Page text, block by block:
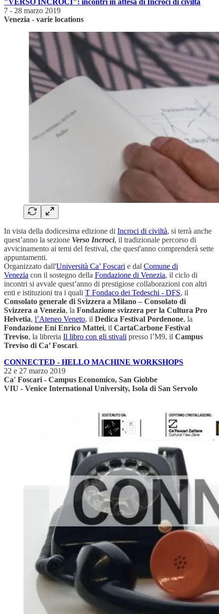
7 - 28 marzo 2019
Venezia - varie locations
In vista della dodicesima edizione di Incroci di civiltà, si terrà anche
quest’anno la sezione Verso Incroci, il tradizionale percorso di
avvicinamento ai temi del festival, che quest'anno comprenderà sette
appuntamenti.
Organizzato dall'Università Ca’ Foscari e dal Comune di
Venezia con il sostegno della Fondazione di Venezia, il ciclo di
incontri si avvale quest’anno di prestigiose collaborazioni con altri
enti e istituzioni tra i quali T Fondaco dei Tedeschi - DFS, il
Consolato generale di Svizzera a Milano – Consolato di
Svizzera a Venezia, la Fondazione svizzera per la Cultura Pro
Helvetia, l’Ateneo Veneto, il Dedica Festival Pordenone, la
Fondazione Eni Enrico Mattei, il CartaCarbone Festival
Treviso, la libreria Il libro con gli stivali presso l’M9, il Campus
Treviso di Ca’ Foscari.
CONNECTED - HELLO MACHINE WORKSHOPS
22 e 27 marzo 2019
Ca' Foscari - Campus Economico, San Giobbe
VIU - Venice International University, Isola di San Servolo